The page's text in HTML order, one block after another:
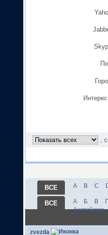
,
ВСЕ A B C
ВСЕ А Б В Г
Английские
zvezda